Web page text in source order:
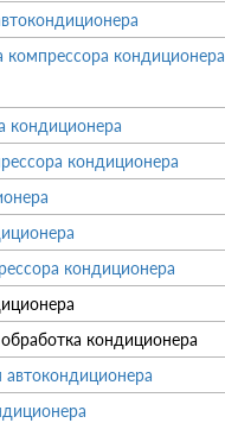
кондиционера
кондиционера
кондиционера
кондиционера
кондиционера
автокондиционера